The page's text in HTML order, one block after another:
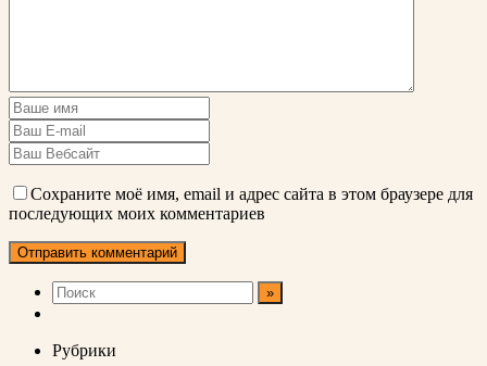
Сохраните моё имя, email и адрес сайта в этом браузере для
последующих моих комментариев
Рубрики